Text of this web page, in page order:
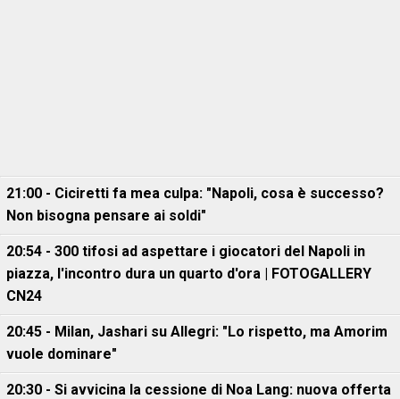
21:00 - Ciciretti fa mea culpa: "Napoli, cosa è successo?
Non bisogna pensare ai soldi"
20:54 - 300 tifosi ad aspettare i giocatori del Napoli in
piazza, l'incontro dura un quarto d'ora | FOTOGALLERY
CN24
20:45 - Milan, Jashari su Allegri: "Lo rispetto, ma Amorim
vuole dominare"
20:30 - Si avvicina la cessione di Noa Lang: nuova offerta